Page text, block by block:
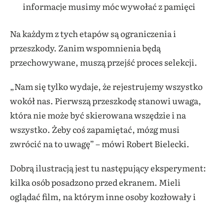
informacje musimy móc wywołać z pamięci
Na każdym z tych etapów są ograniczenia i
przeszkody. Zanim wspomnienia będą
przechowywane, muszą przejść proces selekcji.
„Nam się tylko wydaje, że rejestrujemy wszystko
wokół nas. Pierwszą przeszkodę stanowi uwaga,
która nie może być skierowana wszędzie i na
wszystko. Żeby coś zapamiętać, mózg musi
zwrócić na to uwagę” – mówi Robert Bielecki.
Dobrą ilustracją jest tu następujący eksperyment:
kilka osób posadzono przed ekranem. Mieli
oglądać film, na którym inne osoby kozłowały i